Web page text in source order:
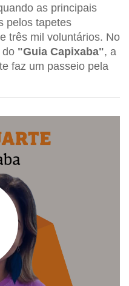
as principais
pelos tapetes
três mil voluntários. No
do "Guia Capixaba", a
faz um passeio pela